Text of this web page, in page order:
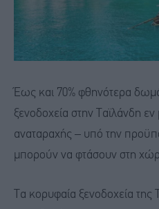
Έως και 70% φθηνότερα
ξενοδοχεία στην Ταϊλάνδη
αναταραχής – υπό την
μπορούν να φτάσουν στη
Τα κορυφαία ξενοδοχεία της